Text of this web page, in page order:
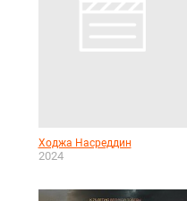
Ходжа Насреддин
2024